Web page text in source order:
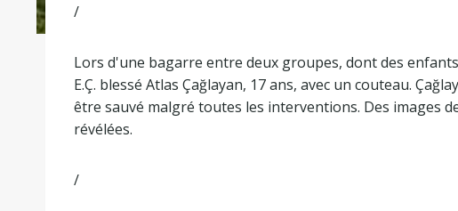
/
Lors d'une bagarre entre deux groupes, dont des
E.Ç. blessé Atlas Çağlayan, 17 ans, avec un couteau.
être sauvé malgré toutes les interventions. Des images
révélées.
/